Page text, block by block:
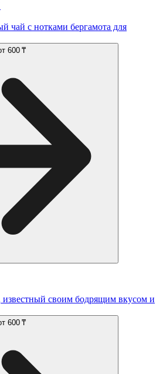
чай с нотками бергамота для
600 ₸
своим бодрящим вкусом и
600 ₸